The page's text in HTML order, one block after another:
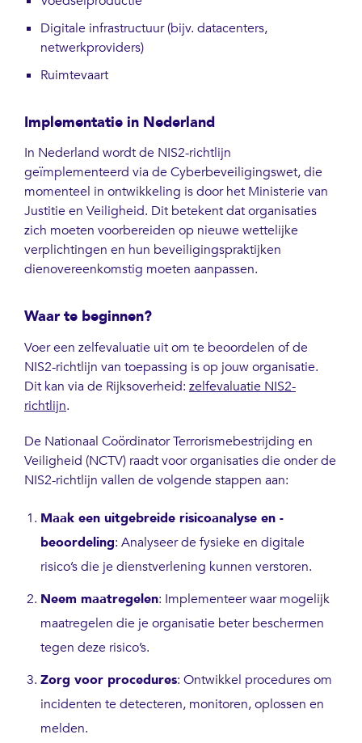
Digitale infrastructuur (bijv. datacenters,
netwerkproviders)
Ruimtevaart
Implementatie in Nederland
In Nederland wordt de NIS2-richtlijn
geïmplementeerd via de Cyberbeveiligingswet, die
momenteel in ontwikkeling is door het Ministerie van
Justitie en Veiligheid. Dit betekent dat organisaties
zich moeten voorbereiden op nieuwe wettelijke
verplichtingen en hun beveiligingspraktijken
dienovereenkomstig moeten aanpassen.
Waar te beginnen?
Voer een zelfevaluatie uit om te beoordelen of de
NIS2-richtlijn van toepassing is op jouw organisatie.
Dit kan via de Rijksoverheid: zelfevaluatie NIS2-
richtlijn.
De Nationaal Coördinator Terrorismebestrijding en
Veiligheid (NCTV) raadt voor organisaties die onder de
NIS2-richtlijn vallen de volgende stappen aan:
Maak een uitgebreide risicoanalyse en -
beoordeling: Analyseer de fysieke en digitale
risico’s die je dienstverlening kunnen verstoren.
Neem maatregelen: Implementeer waar mogelijk
maatregelen die je organisatie beter beschermen
tegen deze risico’s.
Zorg voor procedures: Ontwikkel procedures om
incidenten te detecteren, monitoren, oplossen en
melden.